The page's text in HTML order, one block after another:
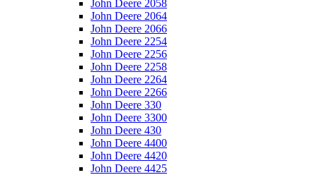
John Deere 2058
John Deere 2064
John Deere 2066
John Deere 2254
John Deere 2256
John Deere 2258
John Deere 2264
John Deere 2266
John Deere 330
John Deere 3300
John Deere 430
John Deere 4400
John Deere 4420
John Deere 4425